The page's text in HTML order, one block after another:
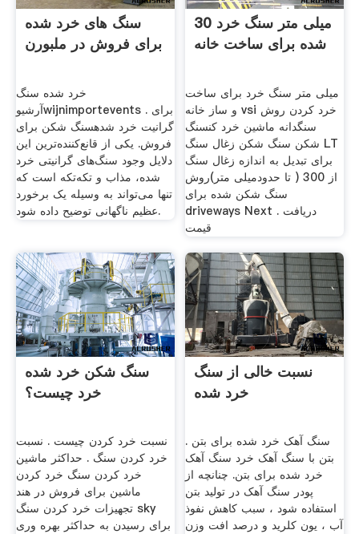
سنگ های خرد شده
برای فروش در ملبورن
خرد شده سنگ
آرشیوwijnimportevents . برای
گرانیت خرد شدهسنگ شکن برای
فروش. یکی از قانع‌کننده‌ترین این
دلایل وجود سنگ‌های گرانیتی خرد
شده، مذاب و تکه‌تکه است که
تنها می‌تواند به وسیله یک برخورد
عظیم ناگهانی توضیح داده شود.
30 میلی متر سنگ خرد
شده برای ساخت خانه
میلی متر سنگ خرد برای ساخت
و ساز خانه vsi خرد کردن روش
سنگدانه ماشین خرد کنسنگ
شکن سنگ شکن زغال سنگ LT
برای تبدیل به اندازه زغال سنگ
از 300 ( تا حدودمیلی متر)روش
سنگ شکن شده برای
driveways Next . دریافت
قیمت
سنگ شکن خرد شده
خرد چیست؟
نسبت خرد کردن چیست . نسبت
خرد کردن سنگ . حداکثر ماشین
خرد کردن سنگ خرد کردن
ماشین برای فروش در هند
تجهیزات خرد کردن سنگ sky
برای رسیدن به حداکثر بهره وری
نسبت خالی از سنگ
خرد شده
سنگ آهک خرد شده برای بتن .
بتن با سنگ آهک خرد سنگ آهک
خرد شده برای بتن. چنانچه از
پودر سنگ آهک در تولید بتن
استفاده شود ، سبب کاهش نفوذ
آب ، یون کلرید و درصد افت وزن